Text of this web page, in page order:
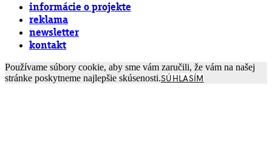
informácie o projekte
reklama
newsletter
kontakt
Používame súbory cookie, aby sme vám zaručili, že vám na našej
stránke poskytneme najlepšie skúsenosti.SÚHLASÍM